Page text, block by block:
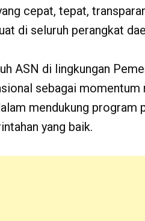
cepat, tepat,
di seluruh perangkat
ASN di lingkungan
sebagai
mendukung program
yang baik.